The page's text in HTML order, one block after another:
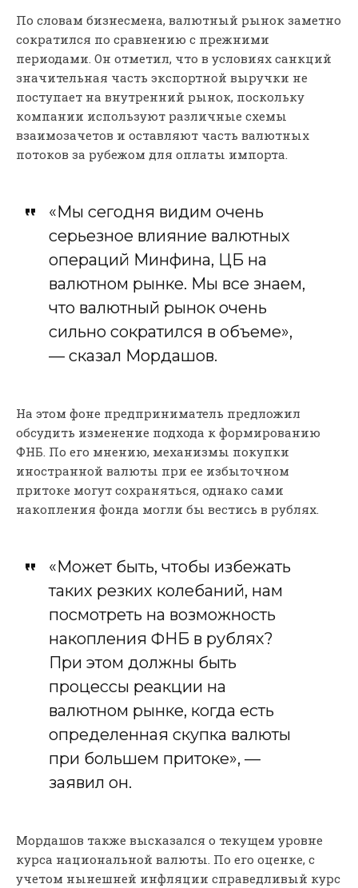
По словам бизнесмена, валютный рынок заметно
сократился по сравнению с прежними
периодами. Он отметил, что в условиях санкций
значительная часть экспортной выручки не
поступает на внутренний рынок, поскольку
компании используют различные схемы
взаимозачетов и оставляют часть валютных
потоков за рубежом для оплаты импорта.
«Мы сегодня видим очень
серьезное влияние валютных
операций Минфина, ЦБ на
валютном рынке. Мы все знаем,
что валютный рынок очень
сильно сократился в объеме»,
— сказал Мордашов.
На этом фоне предприниматель предложил
обсудить изменение подхода к формированию
ФНБ. По его мнению, механизмы покупки
иностранной валюты при ее избыточном
притоке могут сохраняться, однако сами
накопления фонда могли бы вестись в рублях.
«Может быть, чтобы избежать
таких резких колебаний, нам
посмотреть на возможность
накопления ФНБ в рублях?
При этом должны быть
процессы реакции на
валютном рынке, когда есть
определенная скупка валюты
при большем притоке», —
заявил он.
Мордашов также высказался о текущем уровне
курса национальной валюты. По его оценке, с
учетом нынешней инфляции справедливый курс